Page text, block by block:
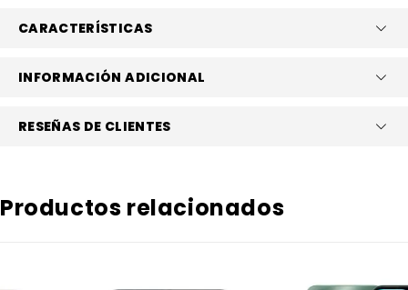
CARACTERÍSTICAS
INFORMACIÓN ADICIONAL
RESEÑAS DE CLIENTES
Productos relacionados